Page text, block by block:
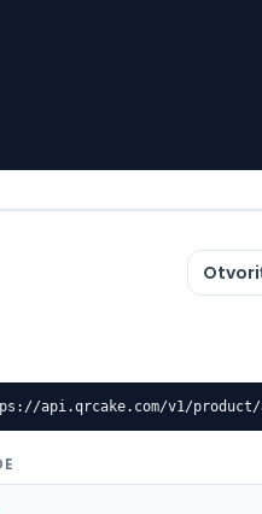
api.qrcake.com/v1/